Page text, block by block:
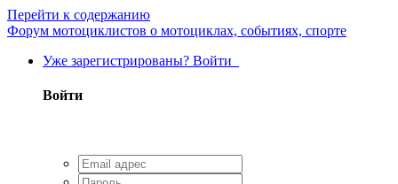
Перейти к содержанию
Форум мотоциклистов о мотоциклах, событиях, спорте
Уже зарегистрированы? Войти
Войти